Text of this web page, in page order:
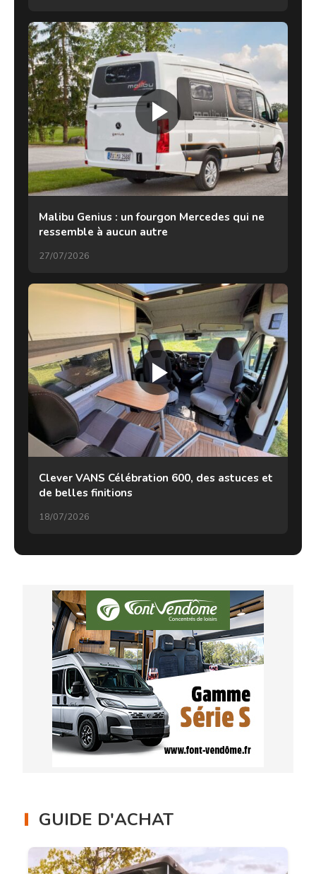
Malibu Genius : un fourgon Mercedes qui ne
ressemble à aucun autre
27/07/2026
Clever VANS Célébration 600, des astuces et
de belles finitions
18/07/2026
GUIDE D'ACHAT